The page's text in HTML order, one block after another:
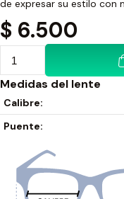
de expresar su estilo con
$ 6.500
Medidas del lente
Calibre:
Puente: